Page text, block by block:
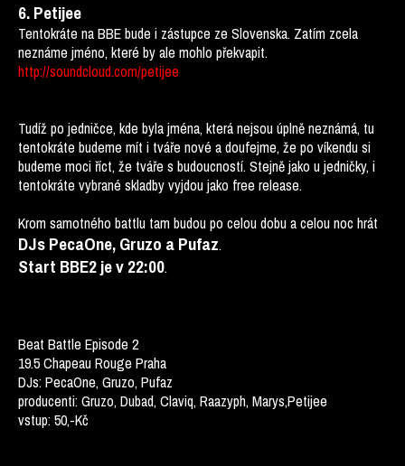
6. Petijee
Tentokráte na BBE bude i zástupce ze Slovenska. Zatím zcela
neznáme jméno, které by ale mohlo překvapit.
http://soundcloud.com/petijee
Tudíž po jedničce, kde byla jména, která nejsou úplně neznámá, tu
tentokráte budeme mít i tváře nové a doufejme, že po víkendu si
budeme moci říct, že tváře s budoucností. Stejně jako u jedničky, i
tentokráte vybrané skladby vyjdou jako free release.
Krom samotného battlu tam budou po celou dobu a celou noc hrát
DJs PecaOne, Gruzo a Pufaz.
Start BBE2 je v 22:00.
Beat Battle Episode 2
19.5 Chapeau Rouge Praha
DJs: PecaOne, Gruzo, Pufaz
producenti: Gruzo, Dubad, Claviq, Raazyph, Marys,Petijee
vstup: 50,-Kč